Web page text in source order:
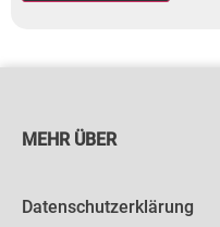
MEHR ÜBER
Datenschutzerklärung